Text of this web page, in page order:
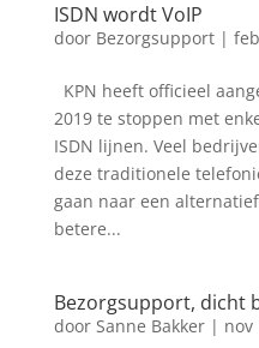
ISDN wordt VoIP
door Bezorgsupport|
KPN heeft officieel
2019 te stoppen met
ISDN lijnen. Veel
deze traditionele
gaan naar een
betere...
Bezorgsupport, dicht
door Sanne Bakker| nov